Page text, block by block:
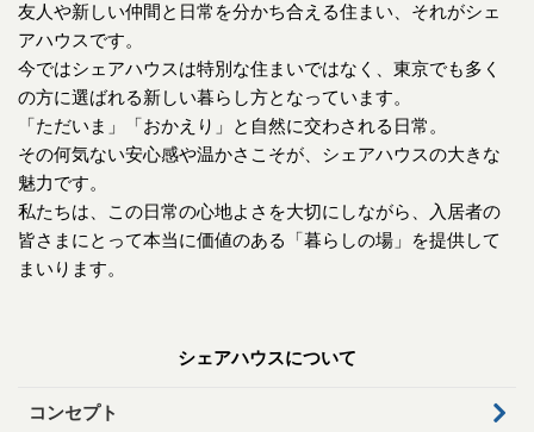
友人や新しい仲間と日常を分かち合える住まい、それがシェ
アハウスです。
今ではシェアハウスは特別な住まいではなく、東京でも多く
の方に選ばれる新しい暮らし方となっています。
「ただいま」「おかえり」と自然に交わされる日常。
その何気ない安心感や温かさこそが、シェアハウスの大きな
魅力です。
私たちは、この日常の心地よさを大切にしながら、入居者の
皆さまにとって本当に価値のある「暮らしの場」を提供して
まいります。
シェアハウスについて
コンセプト